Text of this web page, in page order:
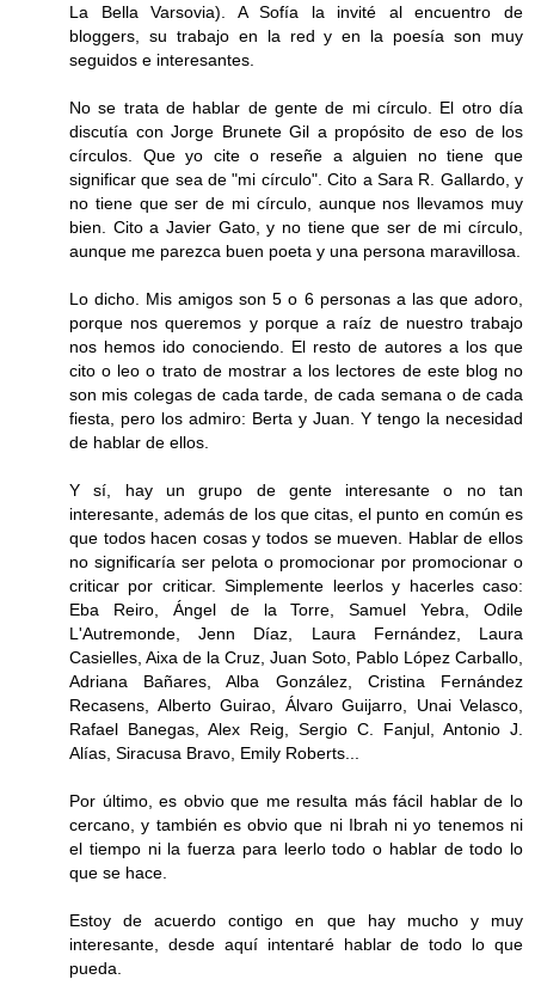
La Bella Varsovia). A Sofía la invité al encuentro de
bloggers, su trabajo en la red y en la poesía son muy
seguidos e interesantes.
No se trata de hablar de gente de mi círculo. El otro día
discutía con Jorge Brunete Gil a propósito de eso de los
círculos. Que yo cite o reseñe a alguien no tiene que
significar que sea de "mi círculo". Cito a Sara R. Gallardo, y
no tiene que ser de mi círculo, aunque nos llevamos muy
bien. Cito a Javier Gato, y no tiene que ser de mi círculo,
aunque me parezca buen poeta y una persona maravillosa.
Lo dicho. Mis amigos son 5 o 6 personas a las que adoro,
porque nos queremos y porque a raíz de nuestro trabajo
nos hemos ido conociendo. El resto de autores a los que
cito o leo o trato de mostrar a los lectores de este blog no
son mis colegas de cada tarde, de cada semana o de cada
fiesta, pero los admiro: Berta y Juan. Y tengo la necesidad
de hablar de ellos.
Y sí, hay un grupo de gente interesante o no tan
interesante, además de los que citas, el punto en común es
que todos hacen cosas y todos se mueven. Hablar de ellos
no significaría ser pelota o promocionar por promocionar o
criticar por criticar. Simplemente leerlos y hacerles caso:
Eba Reiro, Ángel de la Torre, Samuel Yebra, Odile
L'Autremonde, Jenn Díaz, Laura Fernández, Laura
Casielles, Aixa de la Cruz, Juan Soto, Pablo López Carballo,
Adriana Bañares, Alba González, Cristina Fernández
Recasens, Alberto Guirao, Álvaro Guijarro, Unai Velasco,
Rafael Banegas, Alex Reig, Sergio C. Fanjul, Antonio J.
Alías, Siracusa Bravo, Emily Roberts...
Por último, es obvio que me resulta más fácil hablar de lo
cercano, y también es obvio que ni Ibrah ni yo tenemos ni
el tiempo ni la fuerza para leerlo todo o hablar de todo lo
que se hace.
Estoy de acuerdo contigo en que hay mucho y muy
interesante, desde aquí intentaré hablar de todo lo que
pueda.